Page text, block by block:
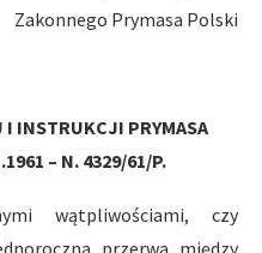
Zakonnego Prymasa Polski
INSTRUKCJI PRYMASA
– N. 4329/61/P.
wątpliwościami, czy
przerwa między